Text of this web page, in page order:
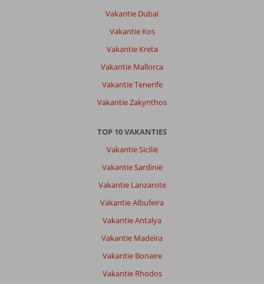
Vakantie Dubai
Vakantie Kos
Vakantie Kreta
Vakantie Mallorca
Vakantie Tenerife
Vakantie Zakynthos
TOP 10 VAKANTIES
Vakantie Sicilië
Vakantie Sardinië
Vakantie Lanzarote
Vakantie Albufeira
Vakantie Antalya
Vakantie Madeira
Vakantie Bonaire
Vakantie Rhodos